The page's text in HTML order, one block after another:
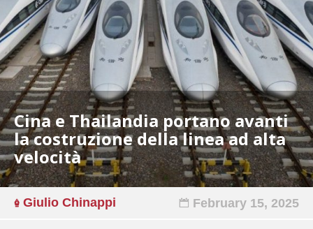
Cina e Thailandia portano avanti
la costruzione della linea ad alta
velocità
Giulio Chinappi February 15, 2025